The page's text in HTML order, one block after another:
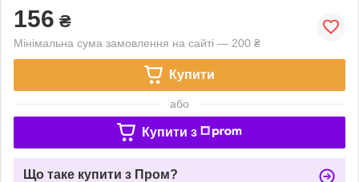
156 ₴
Мінімальна сума замовлення на сайті — 200 ₴
Купити
або
Купити з
Що таке купити з Пром?